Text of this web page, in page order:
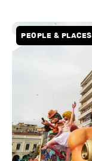
PEOPLE & PLACES